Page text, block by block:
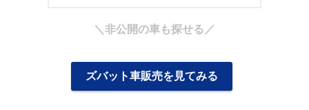
＼非公開の車も探せる／
ズバット車販売を見てみる